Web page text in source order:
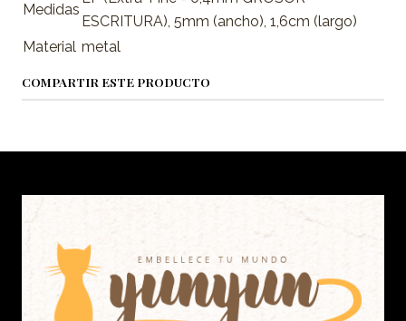
Medidas
ESCRITURA), 5mm (ancho), 1,6cm (largo)
Material metal
COMPARTIR ESTE PRODUCTO